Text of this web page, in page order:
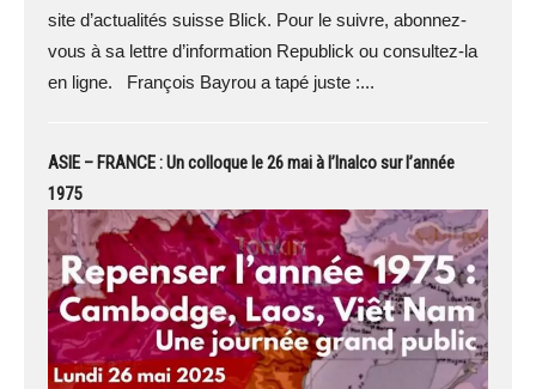
site d’actualités suisse Blick. Pour le suivre, abonnez-
vous à sa lettre d’information Republick ou consultez-la
en ligne. François Bayrou a tapé juste :...
ASIE – FRANCE : Un colloque le 26 mai à l’Inalco sur l’année
1975